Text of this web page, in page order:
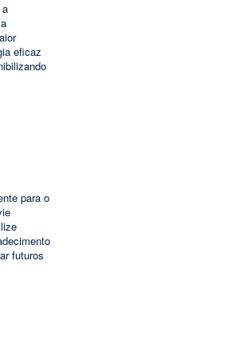
eficaz
para o
futuros